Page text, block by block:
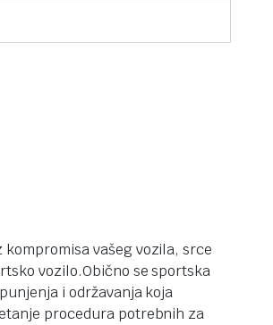
vašeg vozila, srce
vozilo.Obično se sportska
i održavanja koja
procedura potrebnih za